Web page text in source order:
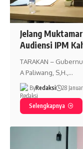
Jelang
Audiensi IPM
TARAKAN –
A Paliwang, S,H.,…
ByRedaksi 28
Selengkapnya